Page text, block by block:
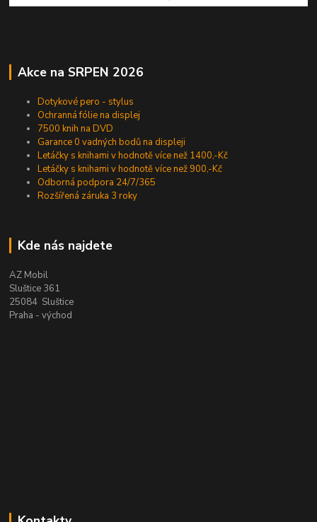
Akce na SRPEN 2026
Dotykové pero - stylus
Ochranná fólie na displej
7500 knih na DVD
Garance 0 vadných bodů na displeji
Letáčky s knihami v hodnotě více než 1400,-Kč
Letáčky s knihami v hodnotě více než 900,-Kč
Odborná podpora 24/7/365
Rozšířená záruka 3 roky
Kde nás najdete
AZ Mobil
Sluštice 361
25084 Sluštice
Praha - východ